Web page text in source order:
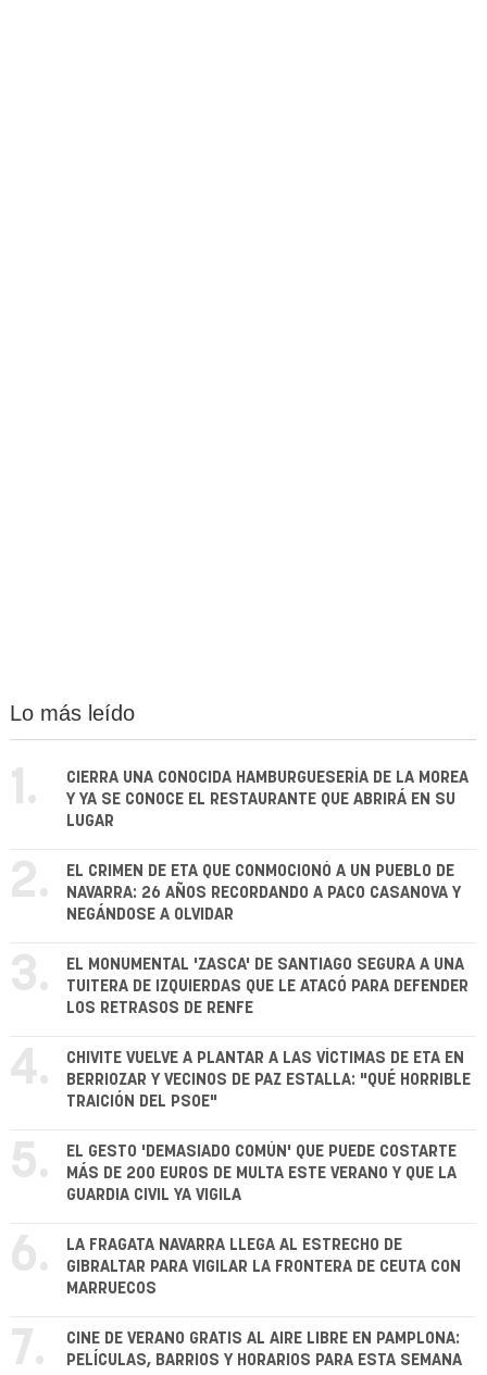
Lo más leído
1.
CIERRA UNA CONOCIDA HAMBURGUESERÍA DE LA MOREA
Y YA SE CONOCE EL RESTAURANTE QUE ABRIRÁ EN SU
LUGAR
2.
EL CRIMEN DE ETA QUE CONMOCIONÓ A UN PUEBLO DE
NAVARRA: 26 AÑOS RECORDANDO A PACO CASANOVA Y
NEGÁNDOSE A OLVIDAR
3.
EL MONUMENTAL 'ZASCA' DE SANTIAGO SEGURA A UNA
TUITERA DE IZQUIERDAS QUE LE ATACÓ PARA DEFENDER
LOS RETRASOS DE RENFE
4.
CHIVITE VUELVE A PLANTAR A LAS VÍCTIMAS DE ETA EN
BERRIOZAR Y VECINOS DE PAZ ESTALLA: "QUÉ HORRIBLE
TRAICIÓN DEL PSOE"
5.
EL GESTO 'DEMASIADO COMÚN' QUE PUEDE COSTARTE
MÁS DE 200 EUROS DE MULTA ESTE VERANO Y QUE LA
GUARDIA CIVIL YA VIGILA
6.
LA FRAGATA NAVARRA LLEGA AL ESTRECHO DE
GIBRALTAR PARA VIGILAR LA FRONTERA DE CEUTA CON
MARRUECOS
7.
CINE DE VERANO GRATIS AL AIRE LIBRE EN PAMPLONA:
PELÍCULAS, BARRIOS Y HORARIOS PARA ESTA SEMANA